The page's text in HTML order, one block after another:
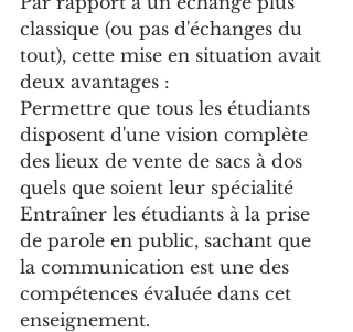
classique (ou pas d'échanges du
tout), cette mise en situation avait
deux avantages :
Permettre que tous les étudiants
disposent d'une vision complète
des lieux de vente de sacs à dos
quels que soient leur spécialité
Entraîner les étudiants à la prise
de parole en public, sachant que
la communication est une des
compétences évaluée dans cet
enseignement.